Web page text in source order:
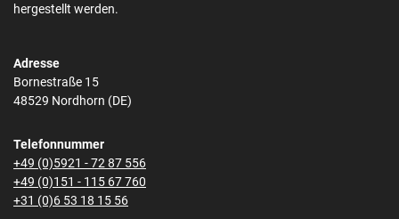
hergestellt werden.
Adresse
Bornestraße 15
48529 Nordhorn (DE)
Telefonnummer
+49 (0)5921 - 72 87 556
+49 (0)151 - 115 67 760
+31 (0)6 53 18 15 56